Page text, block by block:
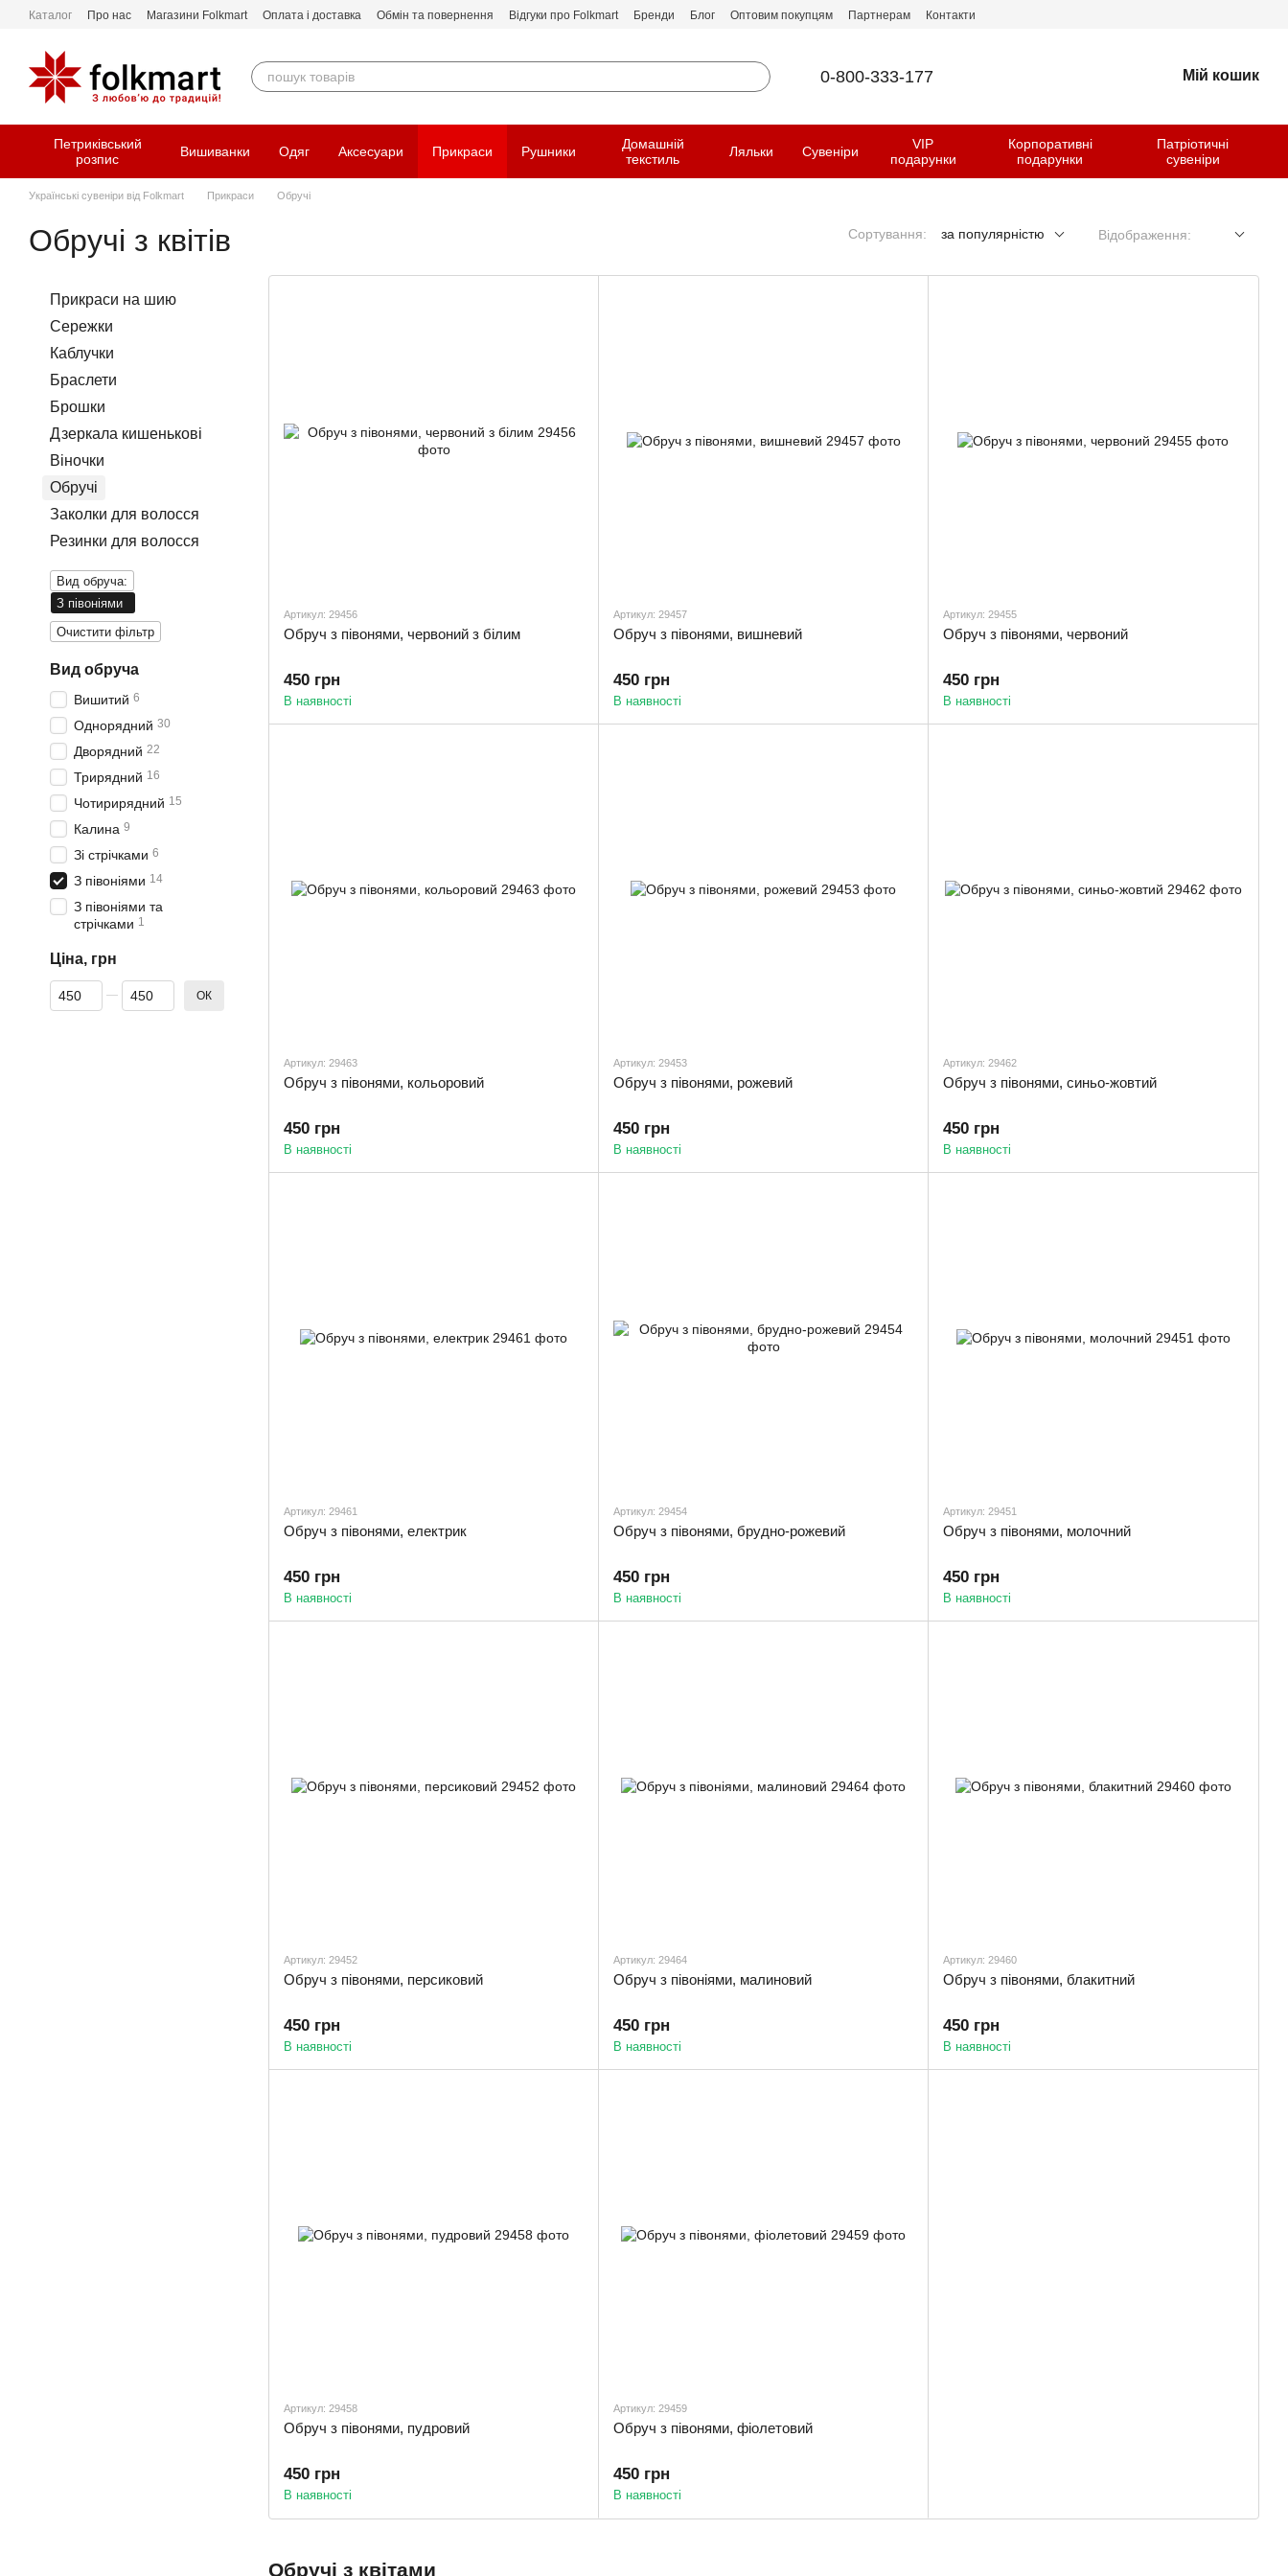
Перейти до основного контенту
Каталог Про нас Магазини Folkmart Оплата і доставка Обмін та повернення Відгуки про Folkmart Бренди Блог Оптовим покупцям Партнерам Контакти
0-800-333-177 Мій кошик
Петриківський
розпис
Вишиванки Одяг Аксесуари Прикраси Рушники
Домашній
текстиль
Ляльки Сувеніри
VIP
подарунки
Корпоративні
подарунки
Патріотичні
сувеніри
Українські сувеніри від Folkmart Прикраси Обручі
Обручі з квітів Сортування: за популярністю Відображення:
Обручі з квітами
Артикул: 29456
Обруч з півонями, червоний з білим
450 грн
В наявності
Артикул: 29457
Обруч з півонями, вишневий
450 грн
В наявності
Артикул: 29455
Обруч з півонями, червоний
450 грн
В наявності
Артикул: 29463
Обруч з півонями, кольоровий
450 грн
В наявності
Артикул: 29453
Обруч з півонями, рожевий
450 грн
В наявності
Артикул: 29462
Обруч з півонями, синьо-жовтий
450 грн
В наявності
Артикул: 29461
Обруч з півонями, електрик
450 грн
В наявності
Артикул: 29454
Обруч з півонями, брудно-рожевий
450 грн
В наявності
Артикул: 29451
Обруч з півонями, молочний
450 грн
В наявності
Артикул: 29452
Обруч з півонями, персиковий
450 грн
В наявності
Артикул: 29464
Обруч з півоніями, малиновий
450 грн
В наявності
Артикул: 29460
Обруч з півонями, блакитний
450 грн
В наявності
Артикул: 29458
Обруч з півонями, пудровий
450 грн
В наявності
Артикул: 29459
Обруч з півонями, фіолетовий
450 грн
В наявності
Прикраси на шию
Сережки
Каблучки
Браслети
Брошки
Дзеркала кишенькові
Віночки
Обручі
Заколки для волосся
Резинки для волосся
Вид обруча:
З півоніями
Очистити фільтр
Вид обруча
Вишитий 6
Однорядний 30
Дворядний 22
Трирядний 16
Чотирирядний 15
Калина 9
Зі стрічками 6
З півоніями 14
З півоніями та
стрічками 1
Ціна, грн
Від Ціна, грн
До Ціна, грн ОК